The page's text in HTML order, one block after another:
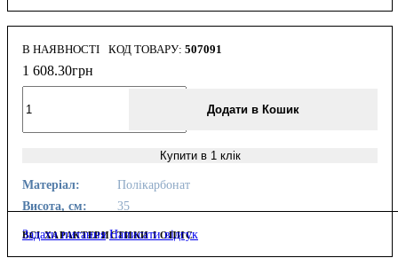
В НАЯВНОСТІ 507091
1 608.30грн
Додати в Кошик
Купити в 1 клік
Матеріал:
Полікарбонат
Висота, см:
35
ВСІ ХАРАКТЕРИСТИКИ І ОПИС
Задати питання Написати відгук